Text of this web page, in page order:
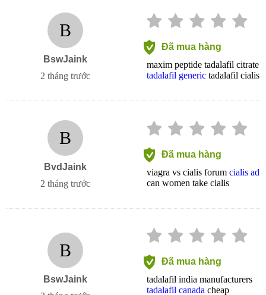
B
BswJaink
2 tháng trước
Đã mua hàng
maxim peptide tadalafil citrate
tadalafil generic tadalafil cialis
B
BvdJaink
2 tháng trước
Đã mua hàng
viagra vs cialis forum cialis ad
can women take cialis
B
BswJaink
Đã mua hàng
tadalafil india manufacturers
tadalafil canada cheap